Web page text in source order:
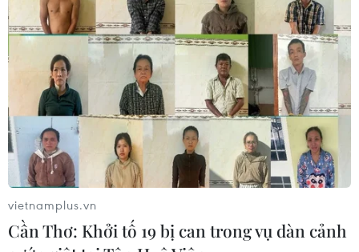
vietnamplus.vn
Cần Thơ: Khởi tố 19 bị can trong vụ dàn cảnh